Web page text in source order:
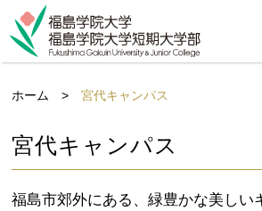
ホーム >宮代キャンパス
宮代キャンパス
福島市郊外にある、緑豊かな美しい